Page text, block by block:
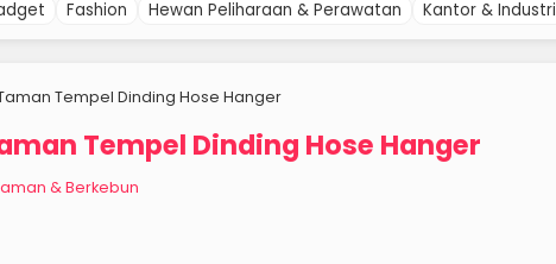
Fashion Hewan Peliharaan & Perawatan Kantor & Industri
Tempel Dinding Hose Hanger
Tempel Dinding Hose Hanger
& Berkebun